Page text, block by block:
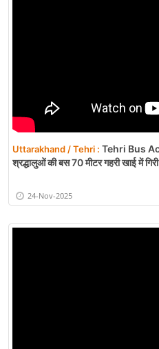
Uttarakhand / Tehri : Tehri Bus
श्रद्धालुओं की बस 70 मीटर गहरी खाई में
24-Nov-2025